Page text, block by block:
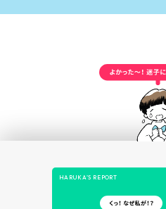
HARUKA’S REPORT